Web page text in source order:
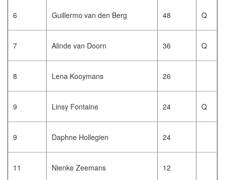
Over ons
Contact & support
Veelgestelde vragen
Vacatures
6 Guillermo van den Berg 48 Q
7 Alinde van Doorn 36 Q
8 Lena Kooymans 26
9 Linsy Fontaine 24 Q
9 Daphne Hollegien 24
11 Nienke Zeemans 12